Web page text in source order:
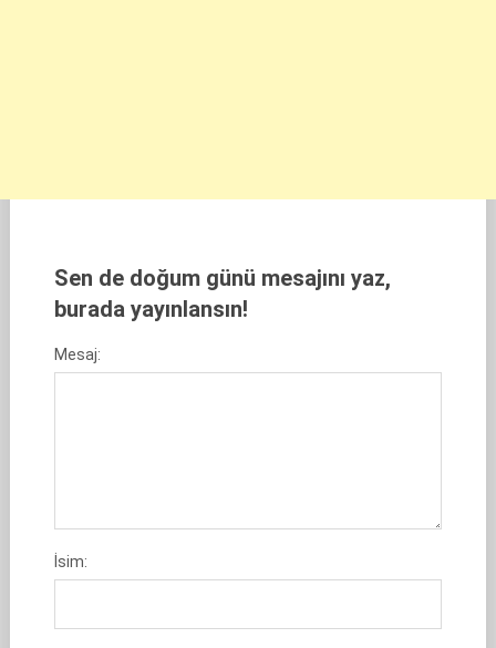
Sen de doğum günü mesajını yaz,
burada yayınlansın!
Mesaj:
İsim: